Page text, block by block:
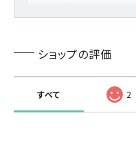
ショップの評価
すべて 2